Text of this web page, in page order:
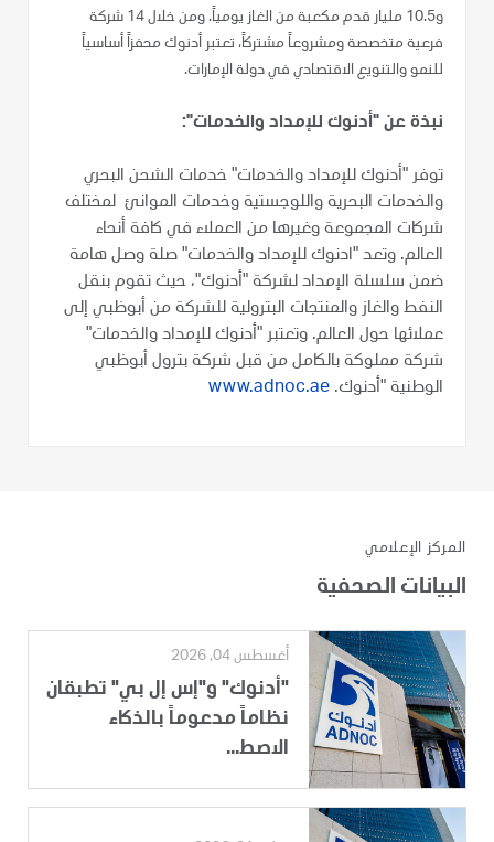
و10.5 مليار قدم مكعبة من الغاز يومياً. ومن خلال 14 شركة
فرعية متخصصة ومشروعاً مشتركاً، تعتبر أدنوك محفزاً أساسياً
للنمو والتنويع الاقتصادي في دولة الإمارات.
نبذة عن "أدنوك للإمداد والخدمات":
توفر "أدنوك للإمداد والخدمات" خدمات الشحن البحري
والخدمات البحرية واللوجستية وخدمات الموانئ لمختلف
شركات المجموعة وغيرها من العملاء في كافة أنحاء
العالم. وتعد "ادنوك للإمداد والخدمات" صلة وصل هامة
ضمن سلسلة الإمداد لشركة "أدنوك"، حيث تقوم بنقل
النفط والغاز والمنتجات البترولية للشركة من أبوظبي إلى
عملائها حول العالم. وتعتبر "أدنوك للإمداد والخدمات"
شركة مملوكة بالكامل من قبل شركة بترول أبوظبي
الوطنية "أدنوك. www.adnoc.ae
المركز الإعلامي
البيانات الصحفية
أغسطس 04, 2026
"أدنوك" و"إس إل بي" تطبقان
نظاماً مدعوماً بالذكاء
الاصط...